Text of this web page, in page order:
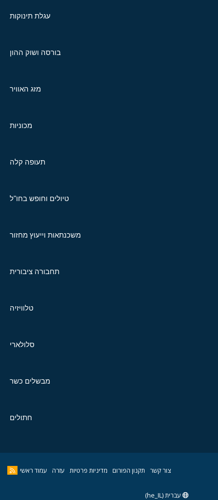
עגלת תינוקות
בורסה ושוק ההון
מזג האוויר
מכוניות
תעופה קלה
טיולים וחופש בחו"ל
משכנתאות וייעוץ מחזור
תחבורה ציבורית
טלוויזיה
סלולארי
מבשלים כשר
חתולים
צור קשר תקנון הפורום מדיניות פרטיות עזרה עמוד ראשי
עברית (he_IL)